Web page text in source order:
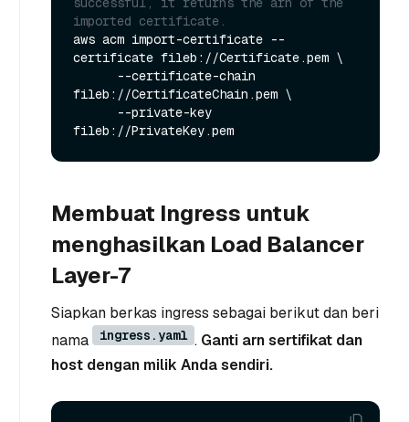
imported certificate.
aws acm import-certificate --
certificate fileb://Certificate.pem \
fileb://CertificateChain.pem \
Membuat Ingress untuk
menghasilkan Load Balancer
Layer-7
Siapkan berkas ingress sebagai berikut dan beri
nama
ingress.yaml . Ganti arn sertifikat dan
host dengan milik Anda sendiri.